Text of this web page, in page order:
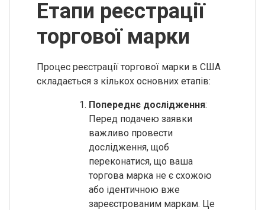
Етапи реєстрації
торгової марки
Процес реєстрації торгової марки в США
складається з кількох основних етапів:
Попереднє дослідження:
Перед подачею заявки
важливо провести
дослідження, щоб
переконатися, що ваша
торгова марка не є схожою
або ідентичною вже
зареєстрованим маркам. Це